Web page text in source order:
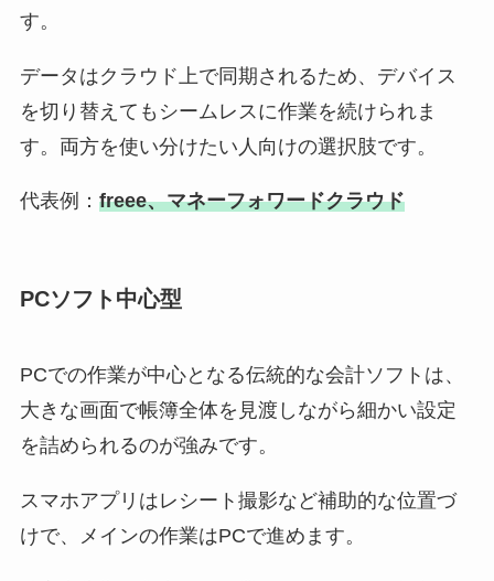
す。
データはクラウド上で同期されるため、デバイス
を切り替えてもシームレスに作業を続けられま
す。両方を使い分けたい人向けの選択肢です。
代表例： freee、マネーフォワードクラウド
PCソフト中心型
PCでの作業が中心となる伝統的な会計ソフトは、
大きな画面で帳簿全体を見渡しながら細かい設定
を詰められるのが強みです。
スマホアプリはレシート撮影など補助的な位置づ
けで、メインの作業はPCで進めます。